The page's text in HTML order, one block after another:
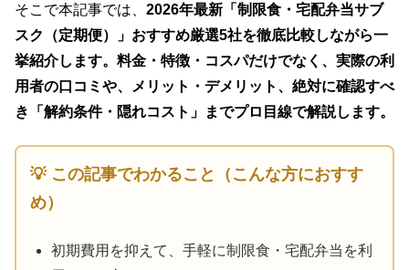
そこで本記事では、 2026年最新「制限食・宅配弁当サブ
スク（定期便）」おすすめ厳選5社を徹底比較しながら一
挙紹介します。料金・特徴・コスパだけでなく、実際の利
用者の口コミや、メリット・デメリット、絶対に確認すべ
き「解約条件・隠れコスト」までプロ目線で解説します。
💡 この記事でわかること（こんな方におすす
め）
初期費用を抑えて、手軽に制限食・宅配弁当を利